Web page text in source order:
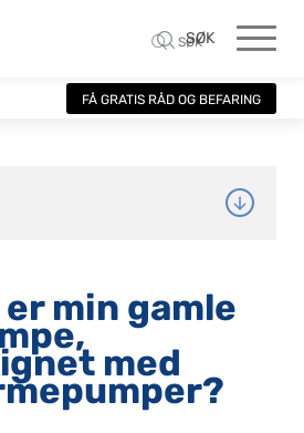
SØK
SØK
FÅ GRATIS RÅD OG BEFARING
min gamle
med